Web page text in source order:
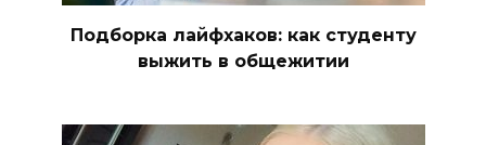
Подборка лайфхаков: как студенту
выжить в общежитии